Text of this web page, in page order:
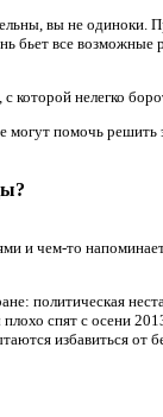
вы не одиноки.
бьет все возможные
которой нелегко
могут помочь решить
и чем-то
политическая
спят с осени
избавиться от